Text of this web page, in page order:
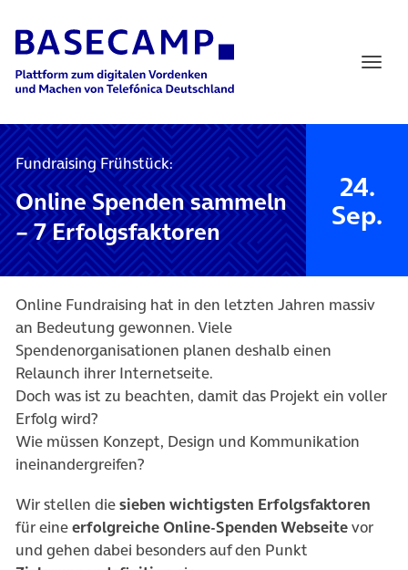
Main Navigation
Fundraising Frühstück:
Online Spenden sammeln
– 7 Erfolgsfaktoren
24.
Sep.
Online Fundraising hat in den letzten Jahren massiv
an Bedeutung gewonnen. Viele
Spendenorganisationen planen deshalb einen
Relaunch ihrer Internetseite.
Doch was ist zu beachten, damit das Projekt ein voller
Erfolg wird?
Wie müssen Konzept, Design und Kommunikation
ineinandergreifen?
Wir stellen diesieben wichtigsten Erfolgsfaktoren
für eineerfolgreiche Online-Spenden Webseitevor
und gehen dabei besonders auf den Punkt